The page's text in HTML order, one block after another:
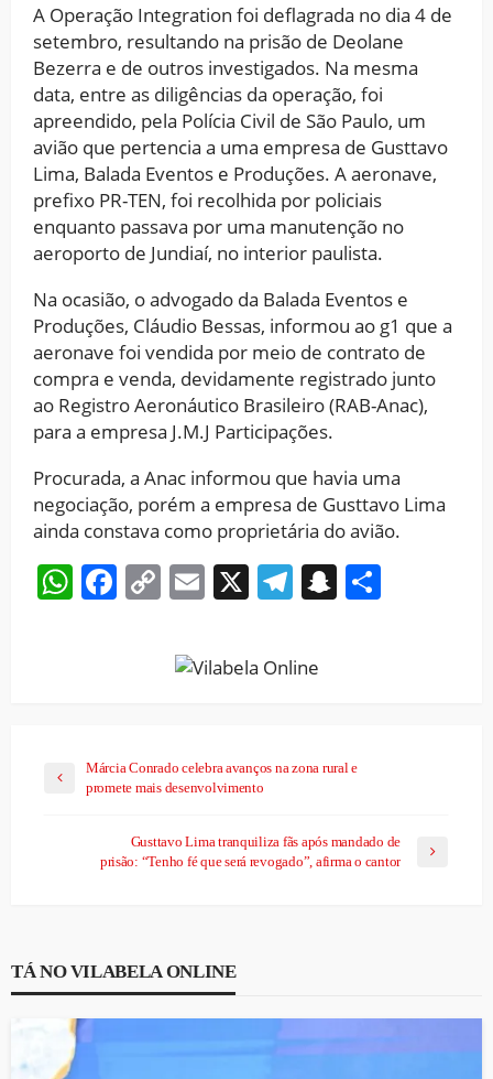
A Operação Integration foi deflagrada no dia 4 de
setembro, resultando na prisão de Deolane
Bezerra e de outros investigados. Na mesma
data, entre as diligências da operação, foi
apreendido, pela Polícia Civil de São Paulo, um
avião que pertencia a uma empresa de Gusttavo
Lima, Balada Eventos e Produções. A aeronave,
prefixo PR-TEN, foi recolhida por policiais
enquanto passava por uma manutenção no
aeroporto de Jundiaí, no interior paulista.
Na ocasião, o advogado da Balada Eventos e
Produções, Cláudio Bessas, informou ao g1 que a
aeronave foi vendida por meio de contrato de
compra e venda, devidamente registrado junto
ao Registro Aeronáutico Brasileiro (RAB-Anac),
para a empresa J.M.J Participações.
Procurada, a Anac informou que havia uma
negociação, porém a empresa de Gusttavo Lima
ainda constava como proprietária do avião.
WhatsApp
Facebook
CopyEmail
X Telegram
Snapchat
Márcia Conrado celebra avanços na zona rural e
promete mais desenvolvimento
Gusttavo Lima tranquiliza fãs após mandado de
prisão: “Tenho fé que será revogado”, afirma o cantor
TÁ NO VILABELA ONLINE